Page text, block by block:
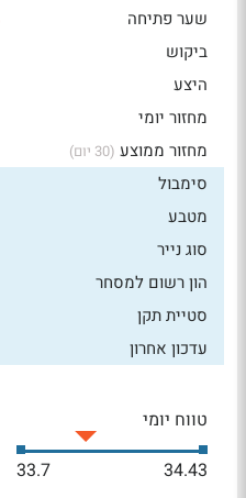
שער פתיחה
ביקוש
היצע
מחזור יומי
מחזור ממוצע (30 יום)
סימבול
מטבע
סוג נייר
הון רשום למסחר
סטיית תקן
עדכון אחרון
טווח יומי
34.43
33.7